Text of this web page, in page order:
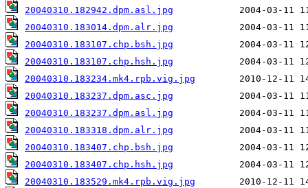
20040310.182942.dpm.asl.jpg
20040310.183014.dpm.alr.jpg
20040310.183107.chp.bsh.jpg
20040310.183107.chp.hsh.jpg
20040310.183234.mk4.rpb.vig.jpg
20040310.183237.dpm.asc.jpg
20040310.183237.dpm.asl.jpg
20040310.183318.dpm.alr.jpg
20040310.183407.chp.bsh.jpg
20040310.183407.chp.hsh.jpg
20040310.183529.mk4.rpb.vig.jpg